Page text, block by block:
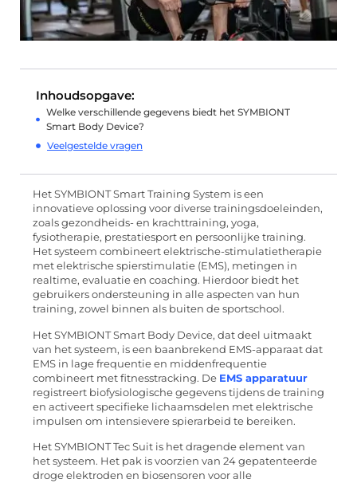
Inhoudsopgave:
Welke verschillende gegevens biedt het SYMBIONT
Smart Body Device?
Veelgestelde vragen
Het SYMBIONT Smart Training System is een
innovatieve oplossing voor diverse trainingsdoeleinden,
zoals gezondheids- en krachttraining, yoga,
fysiotherapie, prestatiesport en persoonlijke training.
Het systeem combineert elektrische-stimulatietherapie
met elektrische spierstimulatie (EMS), metingen in
realtime, evaluatie en coaching. Hierdoor biedt het
gebruikers ondersteuning in alle aspecten van hun
training, zowel binnen als buiten de sportschool.
Het SYMBIONT Smart Body Device, dat deel uitmaakt
van het systeem, is een baanbrekend EMS-apparaat dat
EMS in lage frequentie en middenfrequentie
combineert met fitnesstracking. De EMS apparatuur
registreert biofysiologische gegevens tijdens de training
en activeert specifieke lichaamsdelen met elektrische
impulsen om intensievere spierarbeid te bereiken.
Het SYMBIONT Tec Suit is het dragende element van
het systeem. Het pak is voorzien van 24 gepatenteerde
droge elektroden en biosensoren voor alle